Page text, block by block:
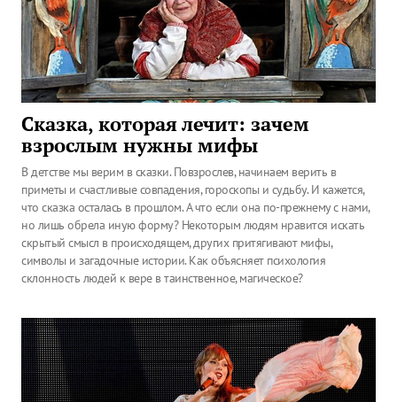
Сказка, которая лечит: зачем
взрослым нужны мифы
В детстве мы верим в сказки. Повзрослев, начинаем верить в
приметы и счастливые совпадения, гороскопы и судьбу. И кажется,
что сказка осталась в прошлом. А что если она по-прежнему с нами,
но лишь обрела иную форму? Некоторым людям нравится искать
скрытый смысл в происходящем, других притягивают мифы,
символы и загадочные истории. Как объясняет психология
склонность людей к вере в таинственное, магическое?